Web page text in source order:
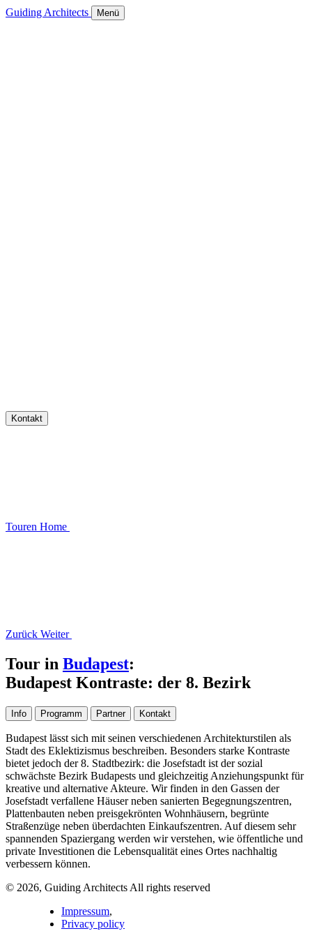
Guiding Architects Menü
Kontakt
Touren Home
Zurück Weiter
Tour in Budapest:
Budapest Kontraste: der 8. Bezirk
Info Programm Partner Kontakt
Budapest lässt sich mit seinen verschiedenen Architekturstilen als
Stadt des Eklektizismus beschreiben. Besonders starke Kontraste
bietet jedoch der 8. Stadtbezirk: die Josefstadt ist der sozial
schwächste Bezirk Budapests und gleichzeitig Anziehungspunkt für
kreative und alternative Akteure. Wir finden in den Gassen der
Josefstadt verfallene Häuser neben sanierten Begegnungszentren,
Plattenbauten neben preisgekrönten Wohnhäusern, begrünte
Straßenzüge neben überdachten Einkaufszentren. Auf diesem sehr
spannenden Spaziergang werden wir verstehen, wie öffentliche und
private Investitionen die Lebensqualität eines Ortes nachhaltig
verbessern können.
© 2026, Guiding Architects All rights reserved
Impressum,
Privacy policy